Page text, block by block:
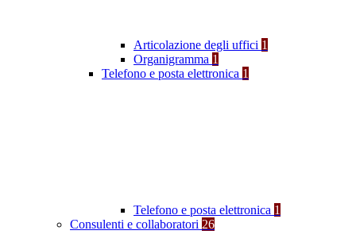
Articolazione degli uffici 1
Organigramma 1
Telefono e posta elettronica 1
Telefono e posta elettronica 1
Consulenti e collaboratori 26